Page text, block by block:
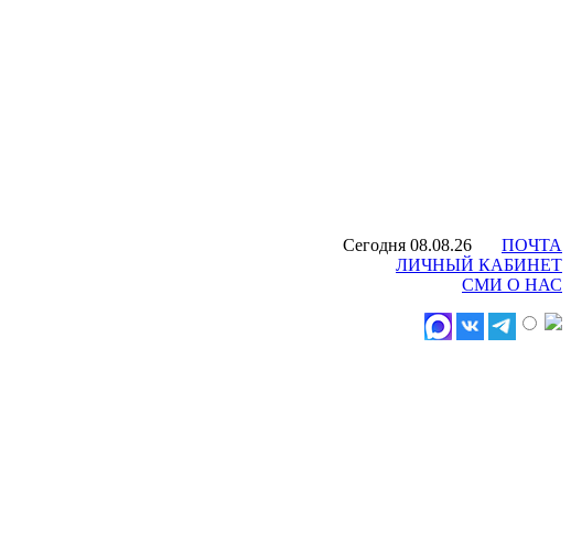
Сегодня 08.08.26
ПОЧТА
ЛИЧНЫЙ КАБИНЕТ
СМИ О НАС